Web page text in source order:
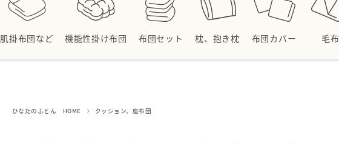
肌掛布団など 機能性掛け布団 布団セット 枕、抱き枕 布団カバー 毛布
ひなたのふとん HOME クッション、座布団